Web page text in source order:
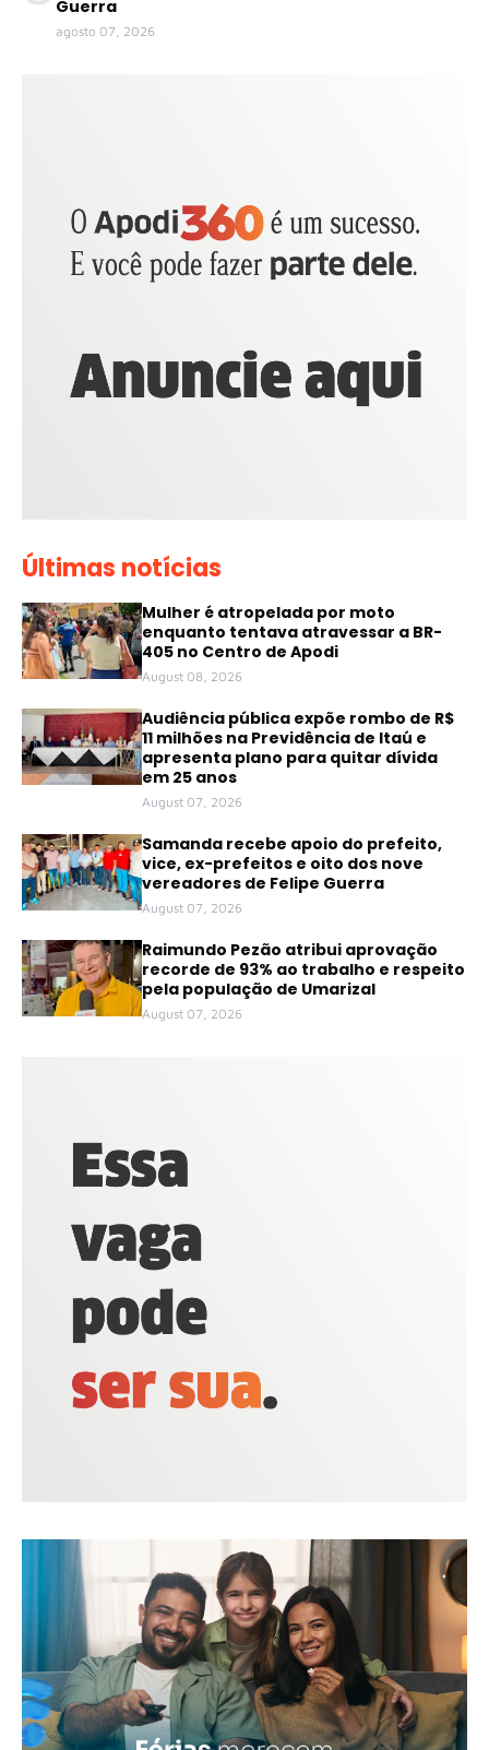
Guerra
agosto 07, 2026
Últimas notícias
Mulher é atropelada por moto
enquanto tentava atravessar a BR-
405 no Centro de Apodi
August 08, 2026
Audiência pública expõe rombo de R$
11 milhões na Previdência de Itaú e
apresenta plano para quitar dívida
em 25 anos
August 07, 2026
Samanda recebe apoio do prefeito,
vice, ex-prefeitos e oito dos nove
vereadores de Felipe Guerra
August 07, 2026
Raimundo Pezão atribui aprovação
recorde de 93% ao trabalho e respeito
pela população de Umarizal
August 07, 2026